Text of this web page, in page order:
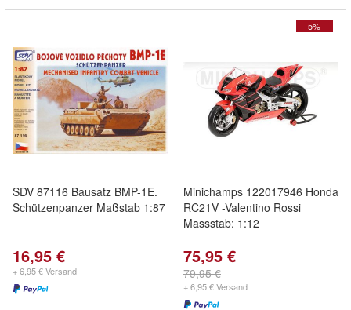
SDV 87116 Bausatz BMP-1E.
Schützenpanzer Maßstab 1:87
16,95 €
+ 6,95 € Versand
- 5%
Minichamps 122017946 Honda
RC21V -Valentino Rossi
Massstab: 1:12
75,95 €
79,95 €
+ 6,95 € Versand